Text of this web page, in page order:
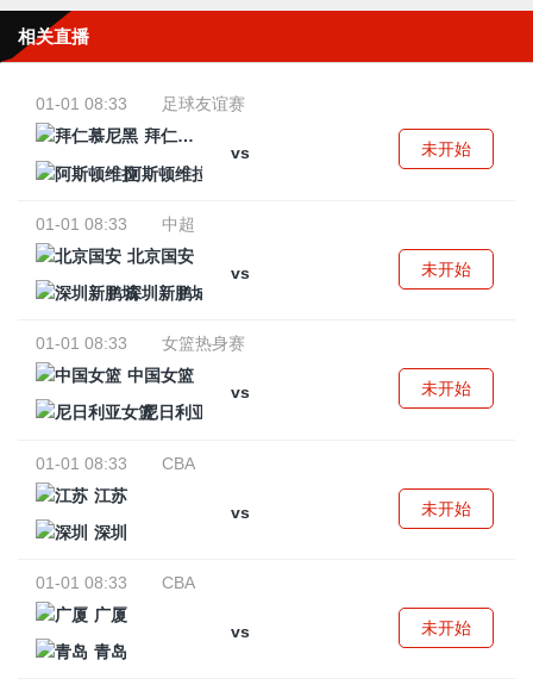
相关直播
01-01 08:33
足球友谊赛
拜仁慕尼黑
vs
阿斯顿维拉
未开始
01-01 08:33
中超
北京国安
vs
深圳新鹏城
未开始
01-01 08:33
女篮热身赛
中国女篮
vs
尼日利亚女篮
未开始
01-01 08:33
CBA
江苏
vs
深圳
未开始
01-01 08:33
CBA
广厦
vs
青岛
未开始